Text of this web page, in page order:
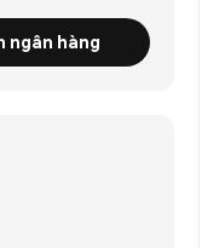
ngân hàng